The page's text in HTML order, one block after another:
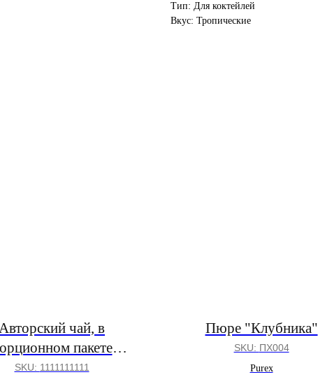
Тип: Для коктейлей
Вкус: Тропические
чай, в
пакете
Глинтвейн"
SKU: 1111111111
Пюре "Клубника"
SKU: ПХ004
Purex